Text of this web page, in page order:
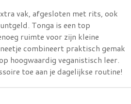
vak, afgesloten met rits, ook
Tonga is een top
ruimte voor zijn kleine
combineert praktisch gemak
hoogwaardig veganistisch leer.
toe aan je dagelijkse routine!